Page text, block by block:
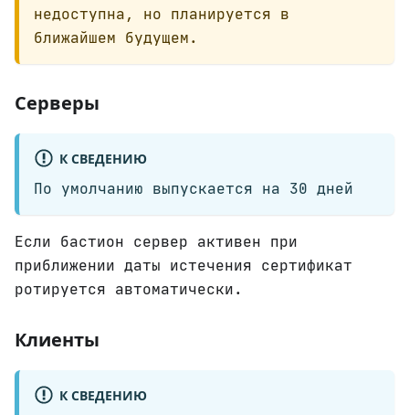
недоступна, но планируется в
ближайшем будущем.
Серверы
К СВЕДЕНИЮ
По умолчанию выпускается на 30 дней
Если бастион сервер активен при
приближении даты истечения сертификат
ротируется автоматически.
Клиенты
К СВЕДЕНИЮ